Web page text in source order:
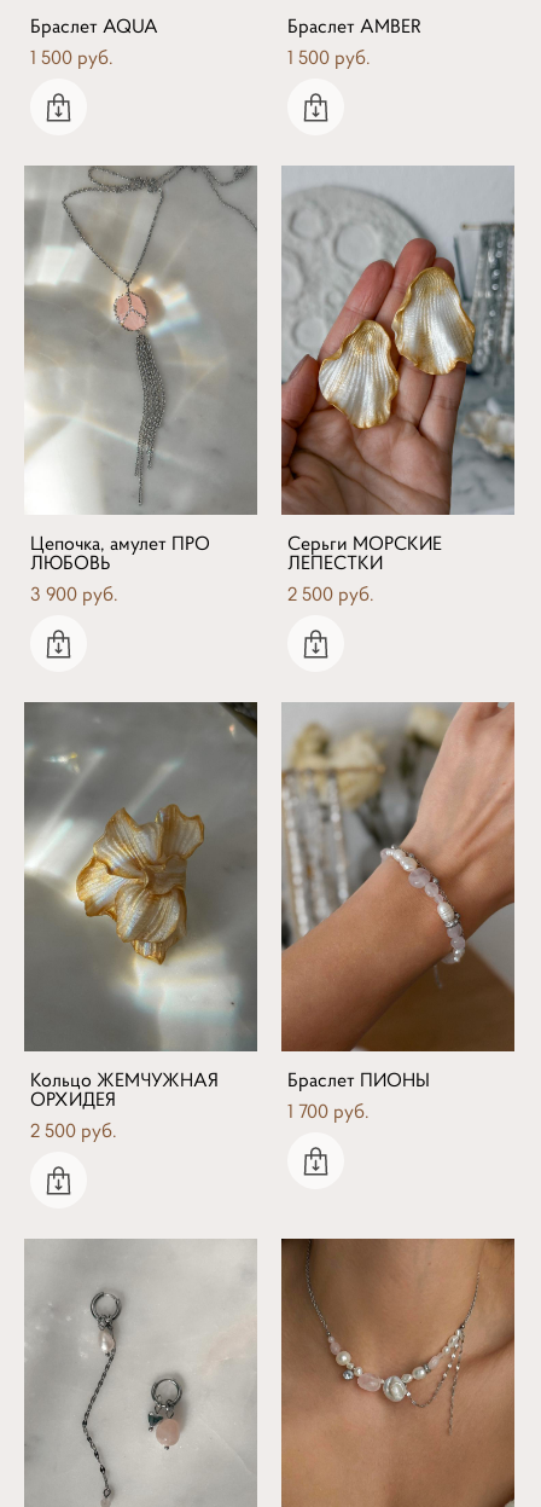
Браслет AQUA
1 500 pуб.
Браслет AMBER
1 500 pуб.
Цепочка, амулет ПРО
ЛЮБОВЬ
3 900 pуб.
Серьги МОРСКИЕ
ЛЕПЕСТКИ
2 500 pуб.
Кольцо ЖЕМЧУЖНАЯ
ОРХИДЕЯ
2 500 pуб.
Браслет ПИОНЫ
1 700 pуб.